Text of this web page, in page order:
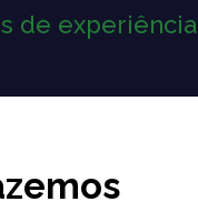
de experiência